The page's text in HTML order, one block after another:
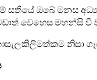
සතියේ ඔබේ මනස
වෙහෙස මහන්සි වී
නිසා